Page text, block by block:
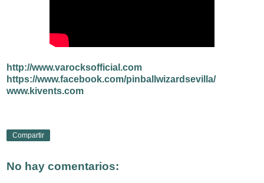
http://www.varocksofficial.com
https://www.facebook.com/pinballwizardsevilla/
www.kivents.com
Compartir
No hay comentarios: